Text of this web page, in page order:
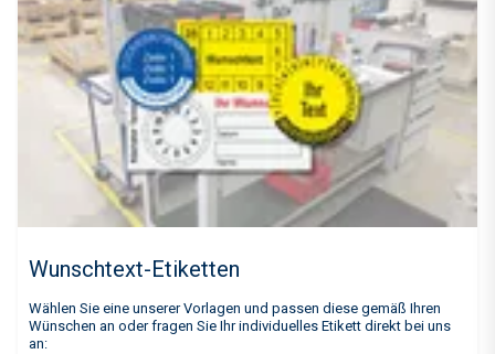
Wunschtext-Etiketten
Wählen Sie eine unserer Vorlagen und passen diese gemäß Ihren
Wünschen an oder fragen Sie Ihr individuelles Etikett direkt bei uns
an: